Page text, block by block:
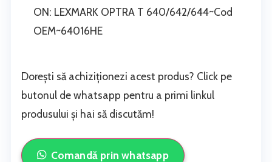
ON: LEXMARK OPTRA T 640/642/644~Cod
OEM~64016HE
Dorești să achiziționezi acest produs? Click pe
butonul de whatsapp pentru a primi linkul
produsului și hai să discutăm!
Comandă prin whatsapp